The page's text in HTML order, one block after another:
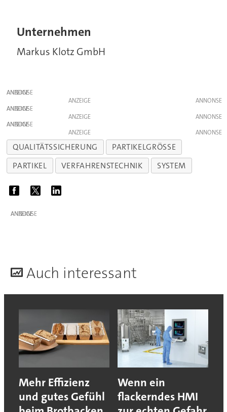
Unternehmen
Markus Klotz GmbH
ANZEIGE
ANZEIGE
ANZEIGE
ANZEIGE
ANZEIGE
ANZEIGE
QUALITÄTSSICHERUNG
PARTIKELGRÖSSE
PARTIKEL
VERFAHRENSTECHNIK SYSTEM
ANZEIGE
Auch interessant
Mehr Effizienz
und gutes Gefühl
Wenn ein
flackerndes HMI